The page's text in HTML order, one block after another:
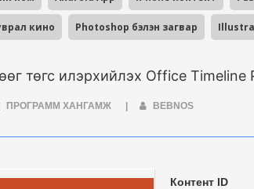
кино Photoshop бэлэн загвар
төгс илэрхийлэх Office Timeline
ПРОГРАММ ХАНГАМЖ BEBNOS
Контент ID